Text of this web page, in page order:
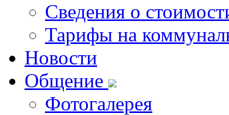
Сведения о
Тарифы на
Новости
Общение
Фотогалерея